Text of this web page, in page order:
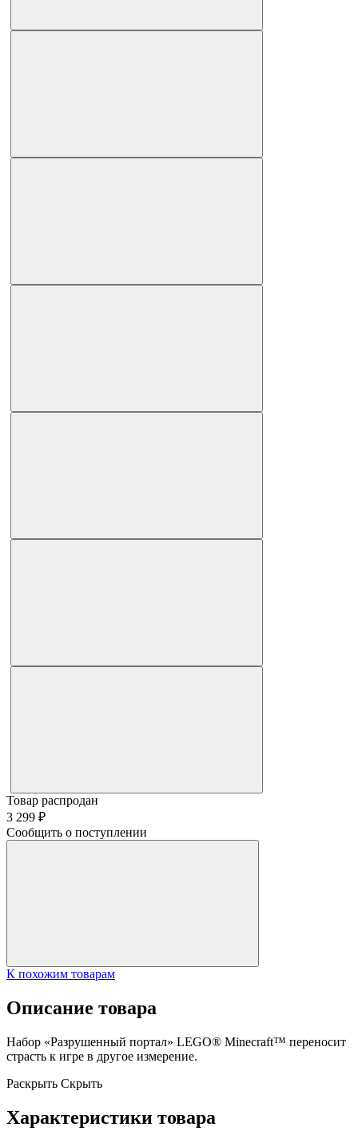
Товар распродан
3 299 ₽
Сообщить о поступлении
К похожим товарам
Описание товара
Набор «Разрушенный портал» LEGO® Minecraft™ переносит
страсть к игре в другое измерение.
Раскрыть Скрыть
Характеристики товара